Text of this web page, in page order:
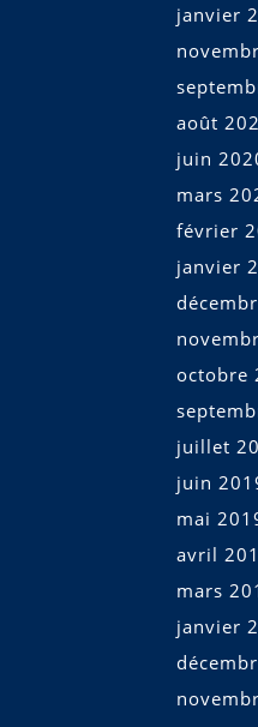
janvier
août
juin
mars
février
janvier
octobre
juillet
juin
mai
avril
mars
janvier